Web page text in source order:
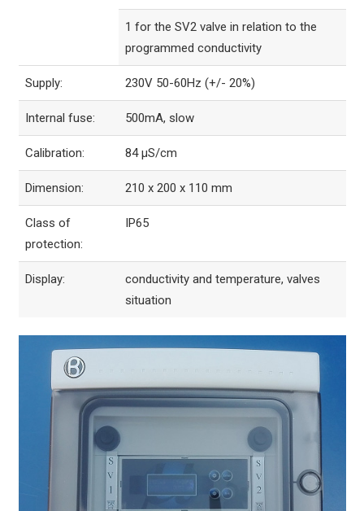
1 for the SV2 valve in relation to the
programmed conductivity
Supply: 230V 50-60Hz (+/- 20%)
Internal fuse: 500mA, slow
Calibration: 84 µS/cm
Dimension: 210 x 200 x 110 mm
Class of
protection:
IP65
Display:
conductivity and temperature, valves
situation